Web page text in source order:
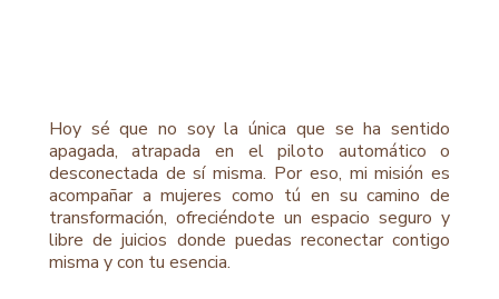
Hoy sé que no soy la única que se ha sentido
apagada, atrapada en el piloto automático o
desconectada de sí misma. Por eso, mi misión es
acompañar a mujeres como tú en su camino de
transformación, ofreciéndote un espacio seguro y
libre de juicios donde puedas reconectar contigo
misma y con tu esencia.